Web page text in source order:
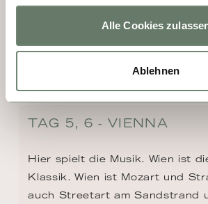
Alle Cookies
Ablehnen
TAG 5, 6 - VIENNA
Hier spielt die Musik. Wien ist
Klassik. Wien ist Mozart und
auch Streetart am Sandstrand